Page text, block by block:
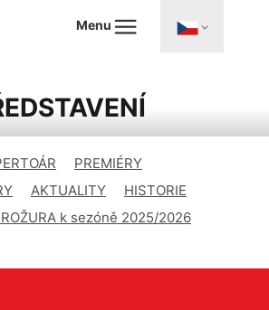
Menu
PREMIÉRY
AKTUALITY
HISTORIE
k sezóně 2025/2026